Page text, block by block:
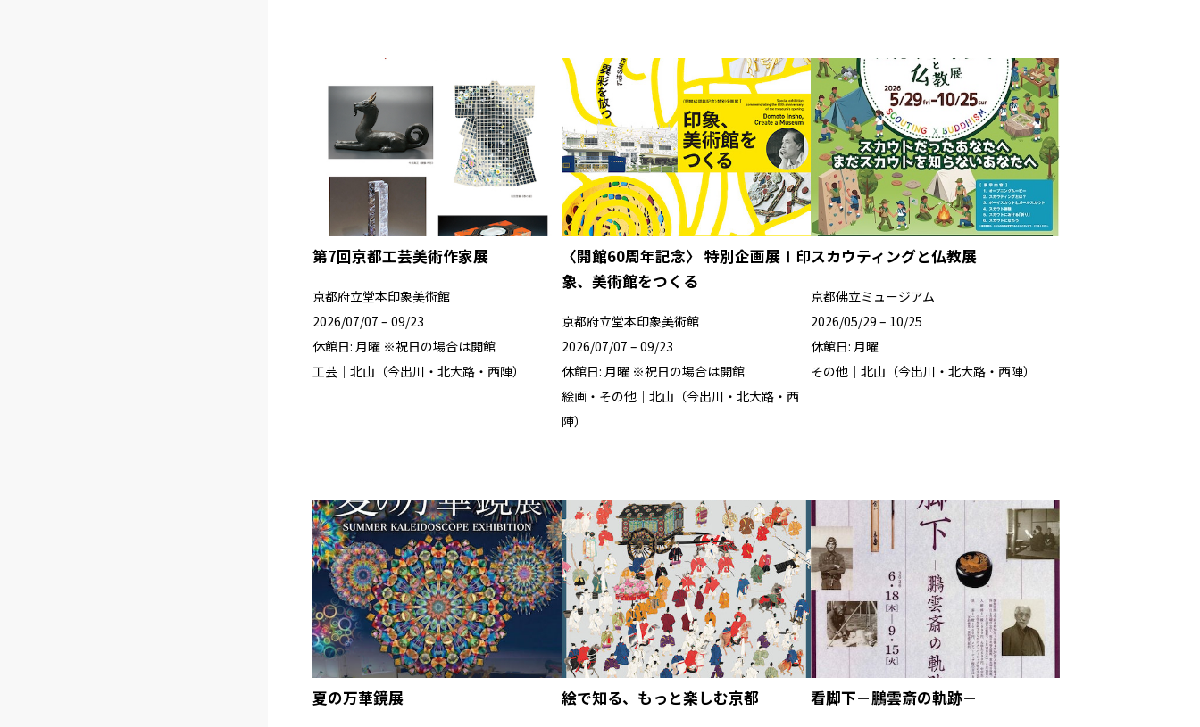
第7回京都工芸美術作家展
京都府立堂本印象美術館
2026/07/07 – 09/23
休館日: 月曜 ※祝日の場合は開館
工芸｜北山（今出川・北大路・西陣）
〈開館60周年記念〉 特別企画展Ⅰ印
象、美術館をつくる
京都府立堂本印象美術館
2026/07/07 – 09/23
休館日: 月曜 ※祝日の場合は開館
絵画・その他｜北山（今出川・北大路・西
陣）
スカウティングと仏教展
京都佛立ミュージアム
2026/05/29 – 10/25
休館日: 月曜
その他｜北山（今出川・北大路・西陣）
夏の万華鏡展 絵で知る、もっと楽しむ京都 看脚下－鵬雲斎の軌跡－